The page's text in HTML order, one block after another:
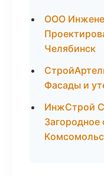
ООО
Челябинск
Фасады и
ИнжСтрой
Загородное